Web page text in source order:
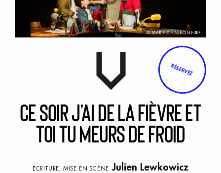
© MARIE CHARBONNIER
RÉSERVEZ
Cesoirj’aidelafièvreet
toitumeursdefroid
ÉCRITURE, MISE EN SCÈNE Julien Lewkowicz